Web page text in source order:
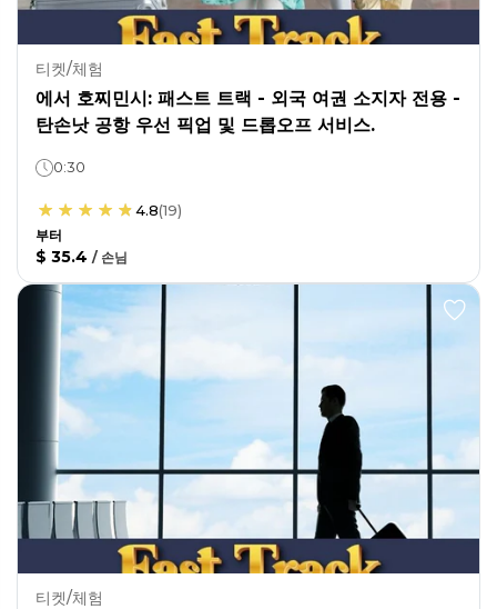
티켓/체험
에서 호찌민시: 패스트 트랙 - 외국 여권 소지자 전용 -
탄손낫 공항 우선 픽업 및 드롭오프 서비스.
0:30
4.8(19)
부터
$ 35.4 / 손님
티켓/체험